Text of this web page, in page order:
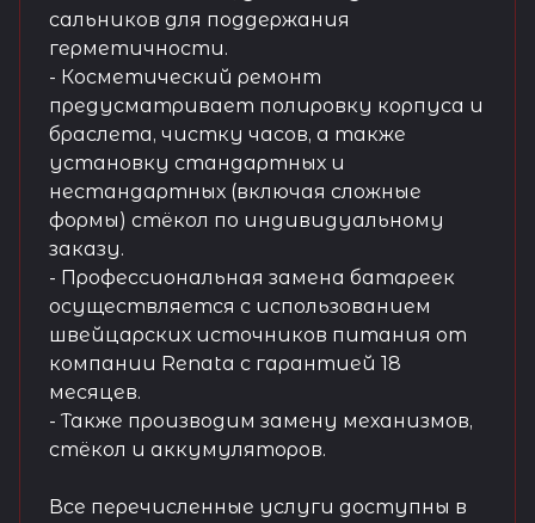
сальников для поддержания
герметичности.
- Косметический ремонт
предусматривает полировку корпуса и
браслета, чистку часов, а также
установку стандартных и
нестандартных (включая сложные
формы) стёкол по индивидуальному
заказу.
- Профессиональная замена батареек
осуществляется с использованием
швейцарских источников питания от
компании Renata с гарантией 18
месяцев.
- Также производим замену механизмов,
стёкол и аккумуляторов.
Все перечисленные услуги доступны в